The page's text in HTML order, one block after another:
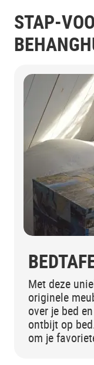
STAP-
Met deze
originele
over je bed
ontbijt op
om je